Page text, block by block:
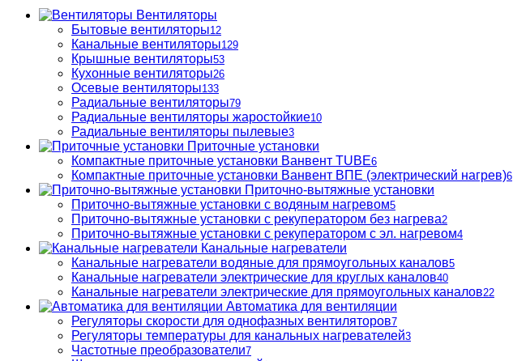
Вентиляторы
Бытовые вентиляторы12
Канальные вентиляторы129
Крышные вентиляторы53
Кухонные вентиляторы26
Осевые вентиляторы133
Радиальные вентиляторы79
Радиальные вентиляторы жаростойкие10
Радиальные вентиляторы пылевые3
Приточные установки
Компактные приточные установки Ванвент TUBE6
Компактные приточные установки Ванвент ВПЕ (электрический нагрев)6
Приточно-вытяжные установки
Приточно-вытяжные установки с водяным нагревом5
Приточно-вытяжные установки с рекуператором без нагрева2
Приточно-вытяжные установки с рекуператором с эл. нагревом4
Канальные нагреватели
Канальные нагреватели водяные для прямоугольных каналов5
Канальные нагреватели электрические для круглых каналов40
Канальные нагреватели электрические для прямоугольных каналов22
Автоматика для вентиляции
Регуляторы скорости для однофазных вентиляторов7
Регуляторы температуры для канальных нагревателей3
Частотные преобразователи7